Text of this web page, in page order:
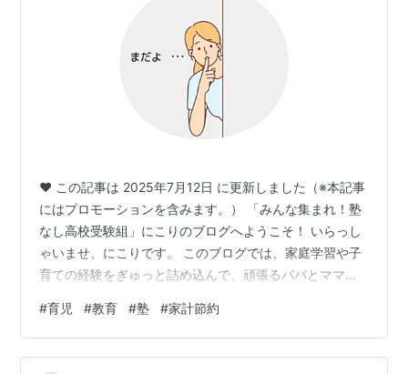
♥ この記事は 2025年7月12日 に更新しました（※本記事
にはプロモーションを含みます。） 「みんな集まれ！塾
なし高校受験組」にこりのブログへようこそ！ いらっし
ゃいませ、にこりです。 このブログでは、家庭学習や子
育ての経験をぎゅっと詰め込んで、頑張るパパとママに
てこのブログに来てくださった方へにこりブログでは、
塾なし×家庭学習×家計節約について実体験をもとにたく
さん書いていますので、「検索と全然違うやん！」と思
#育児 #教育 #塾 #家計節約